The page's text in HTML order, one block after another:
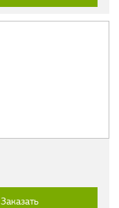
Заказать